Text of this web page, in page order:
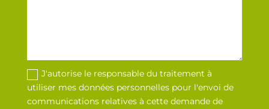
J'autorise le responsable du traitement à
utiliser mes données personnelles pour l'envoi de
communications relatives à cette demande de